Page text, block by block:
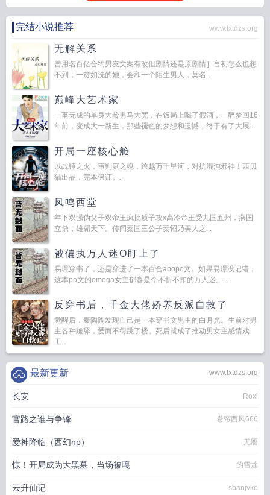
完结小说推荐 www.txtdzs.org
无解关系
曾用名百亿合约男友文案有改但剧情还是原剧情］言初怎么也想
不到，一贫如洗的她，会和一个陌生男人，莫名...
巅峰大艺术家
一事无成的单身大龄男马大宽，在饭局上喝了假酒，一醉梦回16
年前，变成大一新生，那些褪色的梦想和遗憾，终于有了大展...
开局一座核心舱
以战锤之火，审判庭之魂，跨越万千星河，对抗混沌邪神！西贝
猫出品，完本保证。...
凤鸣西堂
年下双强伪父子双帝王疯批质子攻x高冷帝王受九国五州，燕国
立鼎，雄霸天下。传闻秦国三公子秦诏乃美人之...
被偏执万人迷O盯上了
易璟穿书了，还是穿进了一本百合abopo文。如果易璟没记错，
这本po文的omega女主郁淼是个不折不扣的万人迷。...
反穿书后，千金大佬娇养反派自救了
觉醒后，秦陶陶发现自己是一本穿书文男主的白月光。生前对男
主各种跪舔，爱而不得跳了楼。死后就成了推动男女主感情戏
工...
www.txtdzs.org
最新更新
长安 Roxi
官路之谁与争锋 卷帘西风666
爱神降临（西幻np） 无餍
惊！开局成为大黑墓，当场被嘎 的雪莲
云升仙记 sbanjvko